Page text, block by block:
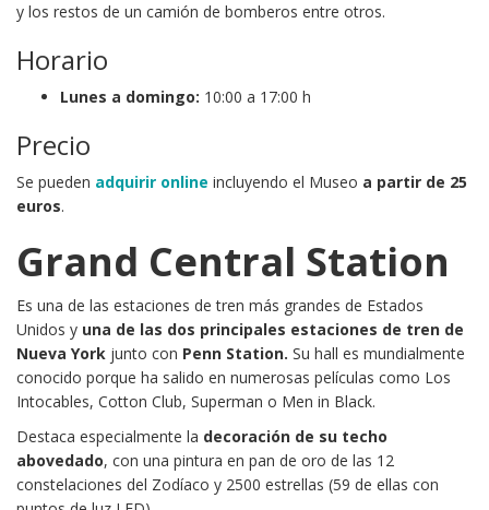
y los restos de un camión de bomberos entre otros.
Horario
Lunes a domingo: 10:00 a 17:00 h
Precio
Se pueden adquirir online incluyendo el Museo a partir de 25
euros.
Grand Central Station
Es una de las estaciones de tren más grandes de Estados
Unidos y una de las dos principales estaciones de tren de
Nueva York junto con Penn Station. Su hall es mundialmente
conocido porque ha salido en numerosas películas como Los
Intocables, Cotton Club, Superman o Men in Black.
Destaca especialmente la decoración de su techo
abovedado, con una pintura en pan de oro de las 12
constelaciones del Zodíaco y 2500 estrellas (59 de ellas con